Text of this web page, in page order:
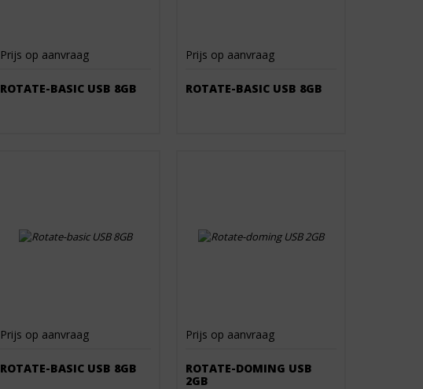
Prijs op aanvraag
ROTATE-BASIC USB 8GB
Prijs op aanvraag
ROTATE-BASIC USB 8GB
Prijs op aanvraag
ROTATE-BASIC USB 8GB
Prijs op aanvraag
ROTATE-DOMING USB
2GB